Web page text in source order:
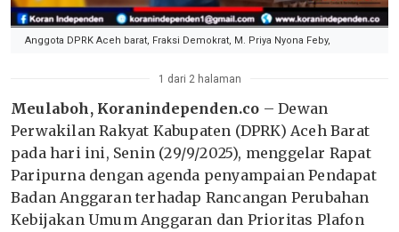
Anggota DPRK Aceh barat, Fraksi Demokrat, M. Priya Nyona Feby,
1 dari 2 halaman
Meulaboh, Koranindependen.co – Dewan
Perwakilan Rakyat Kabupaten (DPRK) Aceh Barat
pada hari ini, Senin (29/9/2025), menggelar Rapat
Paripurna dengan agenda penyampaian Pendapat
Badan Anggaran terhadap Rancangan Perubahan
Kebijakan Umum Anggaran dan Prioritas Plafon